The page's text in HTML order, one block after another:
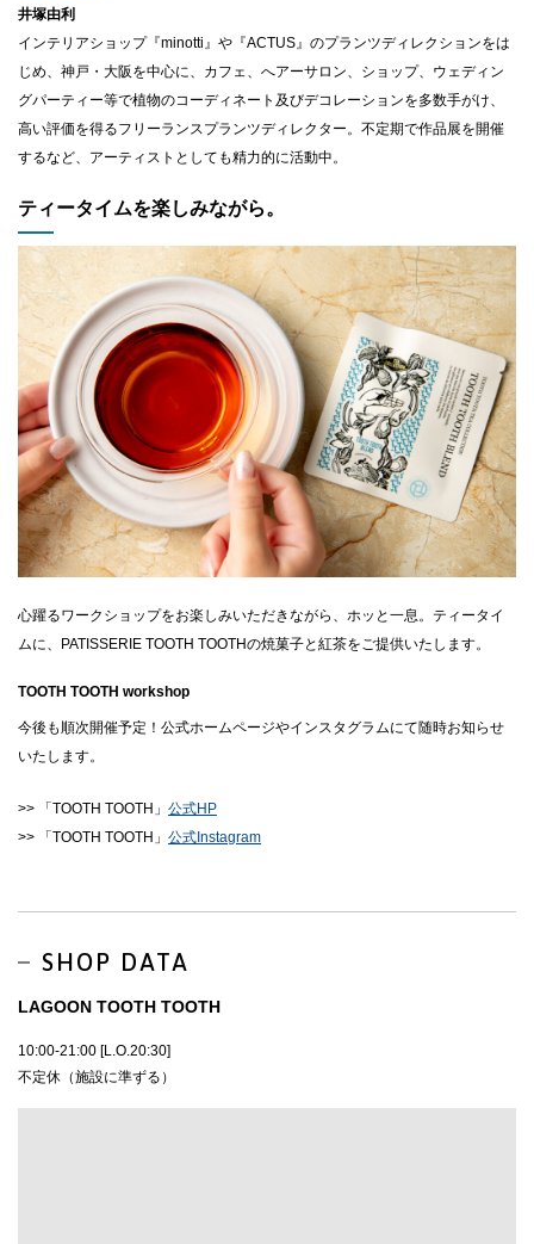
井塚由利
インテリアショップ『minotti』や『ACTUS』のプランツディレクションをは
じめ、神戸・大阪を中心に、カフェ、へアーサロン、ショップ、ウェディン
グパーティー等で植物のコーディネート及びデコレーションを多数手がけ、
高い評価を得るフリーランスプランツディレクター。不定期で作品展を開催
するなど、アーティストとしても精力的に活動中。
ティータイムを楽しみながら。
心躍るワークショップをお楽しみいただきながら、ホッと一息。ティータイ
ムに、PATISSERIE TOOTH TOOTHの焼菓子と紅茶をご提供いたします。
TOOTH TOOTH workshop
今後も順次開催予定！公式ホームページやインスタグラムにて随時お知らせ
いたします。
>> 「TOOTH TOOTH」 公式HP
>> 「TOOTH TOOTH」 公式Instagram
SHOP DATA
LAGOON TOOTH TOOTH
10:00-21:00 [L.O.20:30]
不定休（施設に準ずる）